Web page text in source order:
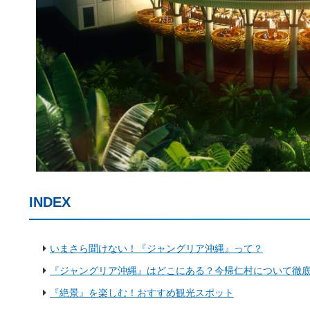
INDEX
いまさら聞けない！『ジャングリア沖縄』って？
『ジャングリア沖縄』はどこにある？今帰仁村について徹
『絶景』を楽しむ！おすすめ観光スポット